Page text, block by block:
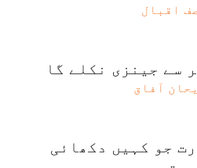
اقبال
سے جینزی نکلے گا
آفاق
جو کہیں دکھائی